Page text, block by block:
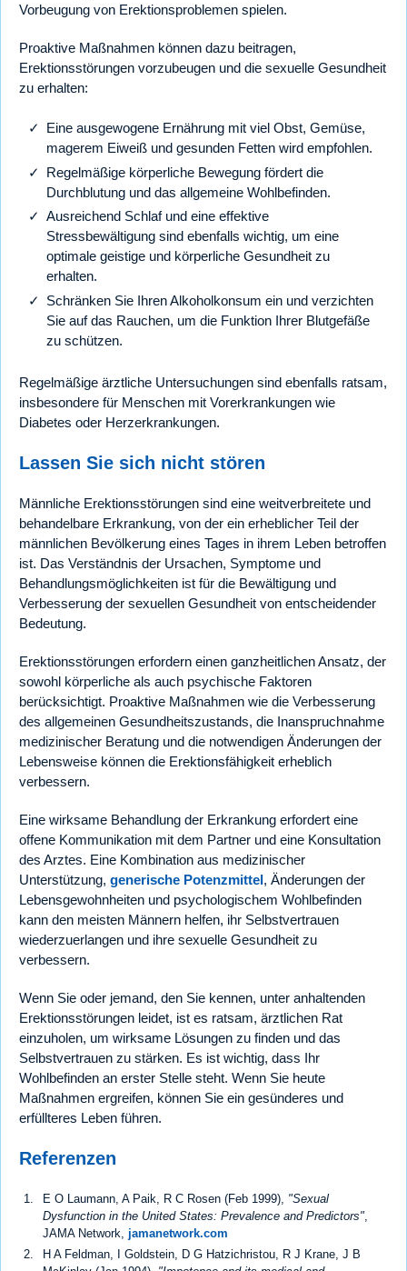
Vorbeugung von Erektionsproblemen spielen.
Proaktive Maßnahmen können dazu beitragen,
Erektionsstörungen vorzubeugen und die sexuelle Gesundheit
zu erhalten:
Eine ausgewogene Ernährung mit viel Obst, Gemüse,
magerem Eiweiß und gesunden Fetten wird empfohlen.
Regelmäßige körperliche Bewegung fördert die
Durchblutung und das allgemeine Wohlbefinden.
Ausreichend Schlaf und eine effektive
Stressbewältigung sind ebenfalls wichtig, um eine
optimale geistige und körperliche Gesundheit zu
erhalten.
Schränken Sie Ihren Alkoholkonsum ein und verzichten
Sie auf das Rauchen, um die Funktion Ihrer Blutgefäße
zu schützen.
Regelmäßige ärztliche Untersuchungen sind ebenfalls ratsam,
insbesondere für Menschen mit Vorerkrankungen wie
Diabetes oder Herzerkrankungen.
Lassen Sie sich nicht stören
Männliche Erektionsstörungen sind eine weitverbreitete und
behandelbare Erkrankung, von der ein erheblicher Teil der
männlichen Bevölkerung eines Tages in ihrem Leben betroffen
ist. Das Verständnis der Ursachen, Symptome und
Behandlungsmöglichkeiten ist für die Bewältigung und
Verbesserung der sexuellen Gesundheit von entscheidender
Bedeutung.
Erektionsstörungen erfordern einen ganzheitlichen Ansatz, der
sowohl körperliche als auch psychische Faktoren
berücksichtigt. Proaktive Maßnahmen wie die Verbesserung
des allgemeinen Gesundheitszustands, die Inanspruchnahme
medizinischer Beratung und die notwendigen Änderungen der
Lebensweise können die Erektionsfähigkeit erheblich
verbessern.
Eine wirksame Behandlung der Erkrankung erfordert eine
offene Kommunikation mit dem Partner und eine Konsultation
des Arztes. Eine Kombination aus medizinischer
Unterstützung, generische Potenzmittel, Änderungen der
Lebensgewohnheiten und psychologischem Wohlbefinden
kann den meisten Männern helfen, ihr Selbstvertrauen
wiederzuerlangen und ihre sexuelle Gesundheit zu
verbessern.
Wenn Sie oder jemand, den Sie kennen, unter anhaltenden
Erektionsstörungen leidet, ist es ratsam, ärztlichen Rat
einzuholen, um wirksame Lösungen zu finden und das
Selbstvertrauen zu stärken. Es ist wichtig, dass Ihr
Wohlbefinden an erster Stelle steht. Wenn Sie heute
Maßnahmen ergreifen, können Sie ein gesünderes und
erfüllteres Leben führen.
Referenzen
E O Laumann, A Paik, R C Rosen (Feb 1999), "Sexual
Dysfunction in the United States: Prevalence and Predictors",
JAMA Network, jamanetwork.com
H A Feldman, I Goldstein, D G Hatzichristou, R J Krane, J B